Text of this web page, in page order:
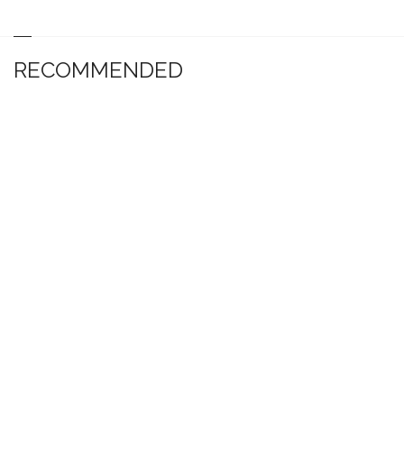
RECOMMENDED